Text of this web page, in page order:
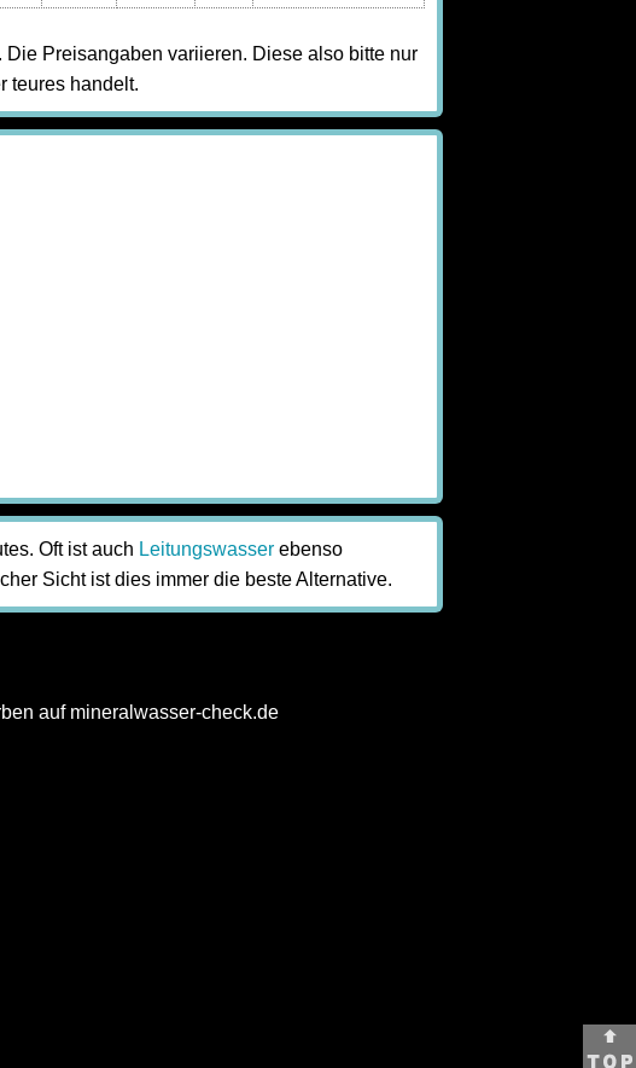
Preisangaben variieren. Diese also bitte nur
teures handelt.
Oft ist auch Leitungswasser ebenso
Sicht ist dies immer die beste Alternative.
auf mineralwasser-check.de